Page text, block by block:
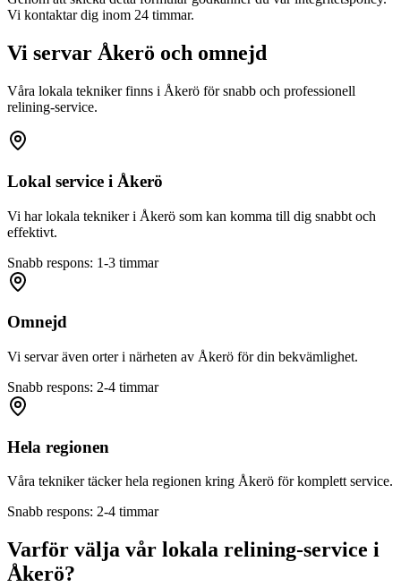
Vi kontaktar dig inom 24 timmar.
Vi servar Åkerö och omnejd
Våra lokala tekniker finns i Åkerö för snabb och professionell
relining-service.
Lokal service i Åkerö
Vi har lokala tekniker i Åkerö som kan komma till dig snabbt och
effektivt.
Snabb respons: 1-3 timmar
Omnejd
Vi servar även orter i närheten av Åkerö för din bekvämlighet.
Snabb respons: 2-4 timmar
Hela regionen
Våra tekniker täcker hela regionen kring Åkerö för komplett service.
Snabb respons: 2-4 timmar
Varför välja vår lokala relining-service i
Åkerö?